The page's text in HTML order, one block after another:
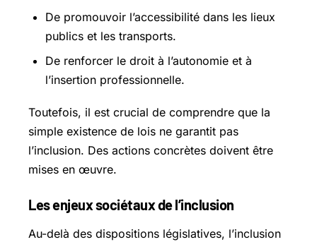
De promouvoir l’accessibilité dans les lieux
publics et les transports.
De renforcer le droit à l’autonomie et à
l’insertion professionnelle.
Toutefois, il est crucial de comprendre que la
simple existence de lois ne garantit pas
l’inclusion. Des actions concrètes doivent être
mises en œuvre.
Les enjeux sociétaux de l’inclusion
Au-delà des dispositions législatives, l’inclusion